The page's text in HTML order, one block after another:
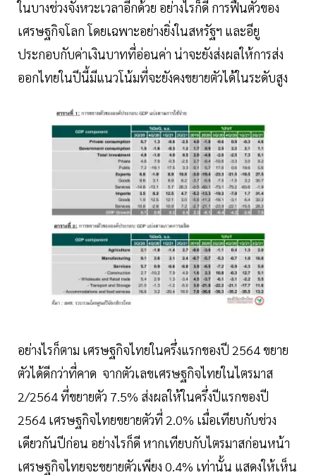
ในบางช่วงจังหวะเวลาอีกด้วย อย่างไรก็ดี การฟื้นตัวของ
เศรษฐกิจโลก โดยเฉพาะอย่างยิ่งในสหรัฐฯ และอียู
ประกอบกับค่าเงินบาทที่อ่อนค่า น่าจะยังส่งผลให้การส่ง
ออกไทยในปีนี้มีแนวโน้มที่จะยังคงขยายตัวได้ในระดับสูง
อย่างไรก็ตาม เศรษฐกิจไทยในครึ่งแรกของปี 2564 ขยาย
ตัวได้ดีกว่าที่คาด จากตัวเลขเศรษฐกิจไทยในไตรมาส
2/2564 ที่ขยายตัว 7.5% ส่งผลให้ในครึ่งปีแรกของปี
2564 เศรษฐกิจไทยขยายตัวที่ 2.0% เมื่อเทียบกับช่วง
เดียวกันปีก่อน อย่างไรก็ดี หากเทียบกับไตรมาสก่อนหน้า
เศรษฐกิจไทยจะขยายตัวเพียง 0.4% เท่านั้น แสดงให้เห็น